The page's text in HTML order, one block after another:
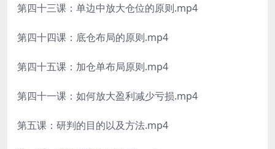
第四十三课：单边中放大仓位的原则.mp4
第四十四课：底仓布局的原则.mp4
第四十五课：加仓单布局原则.mp4
第四十一课：如何放大盈利减少亏损.mp4
第五课：研判的目的以及方法.mp4